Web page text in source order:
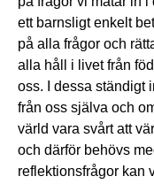
ett barnsligt enkelt
på alla frågor och
alla håll i livet från
oss. I dessa ständigt
från oss själva och
värld vara svårt att
och därför behövs
reflektionsfrågor kan